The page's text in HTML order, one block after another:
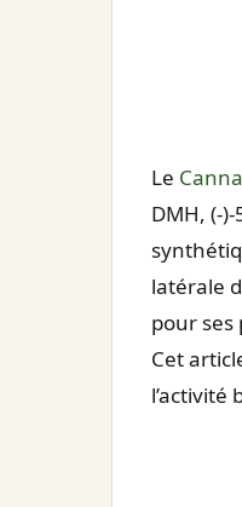
Le
DMH, (-
latérale
pour ses
Cet
l’activité